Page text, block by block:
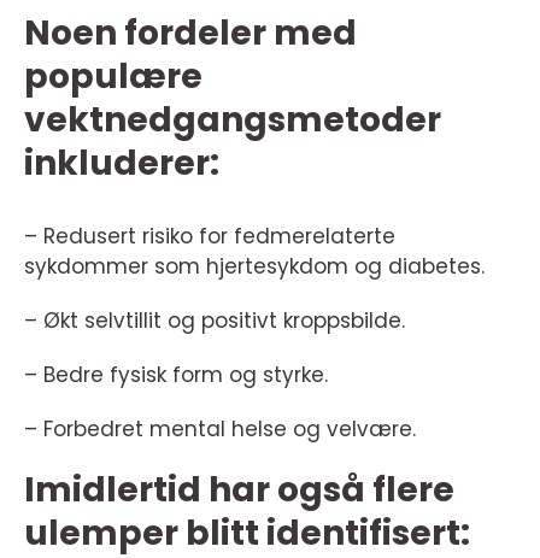
Noen fordeler med
populære
vektnedgangsmetoder
inkluderer:
– Redusert risiko for fedmerelaterte
sykdommer som hjertesykdom og diabetes.
– Økt selvtillit og positivt kroppsbilde.
– Bedre fysisk form og styrke.
– Forbedret mental helse og velvære.
Imidlertid har også flere
ulemper blitt identifisert: